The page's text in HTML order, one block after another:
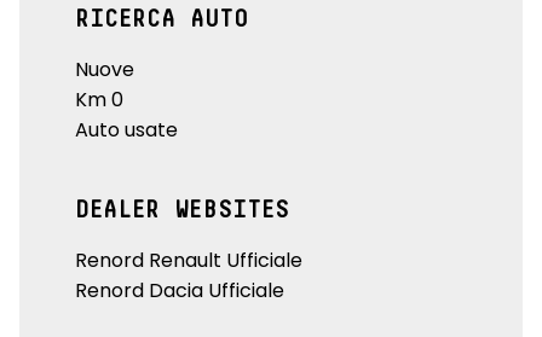
RICERCA AUTO
Nuove
Km 0
Auto usate
DEALER WEBSITES
Renord Renault Ufficiale
Renord Dacia Ufficiale